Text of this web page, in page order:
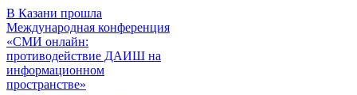
В Казани прошла
Международная конференция
«СМИ онлайн:
противодействие ДАИШ на
информационном
пространстве»